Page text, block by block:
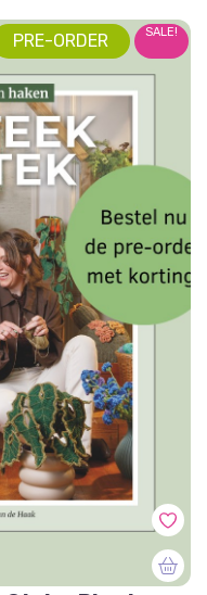
PRE-ORDER SALE!